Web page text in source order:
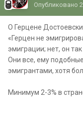
Опубликовано
О Герцене
«Герцен не
эмиграции; нет, он
Они все, ему
эмигрантами, хотя
Минимум 2-3% в